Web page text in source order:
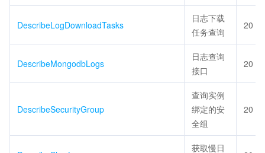
DescribeLogDownloadTasks
日志下载
任务查询
20
DescribeMongodbLogs
日志查询
接口
20
DescribeSecurityGroup
查询实例
绑定的安
全组
20
获取慢日